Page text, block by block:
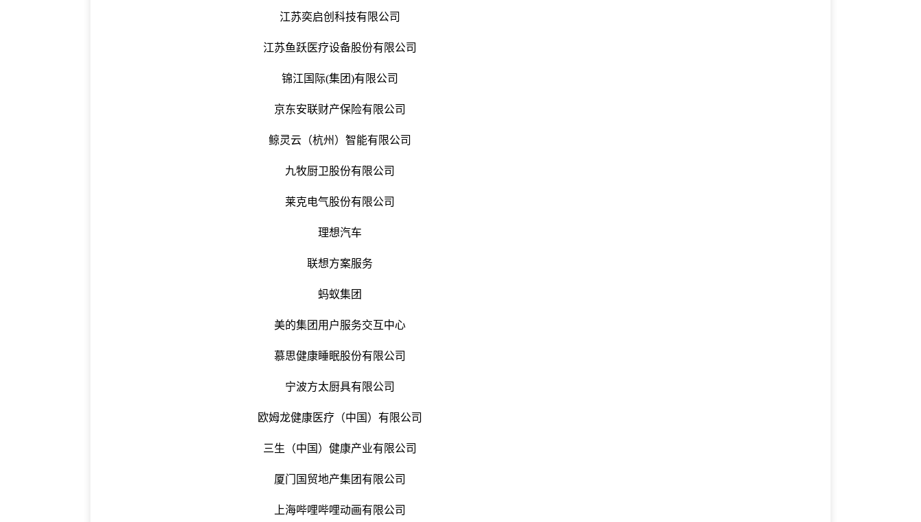
江苏奕启创科技有限公司
江苏鱼跃医疗设备股份有限公司
锦江国际(集团)有限公司
京东安联财产保险有限公司
鲸灵云（杭州）智能有限公司
九牧厨卫股份有限公司
莱克电气股份有限公司
理想汽车
联想方案服务
蚂蚁集团
美的集团用户服务交互中心
慕思健康睡眠股份有限公司
宁波方太厨具有限公司
欧姆龙健康医疗（中国）有限公司
三生（中国）健康产业有限公司
厦门国贸地产集团有限公司
上海哔哩哔哩动画有限公司